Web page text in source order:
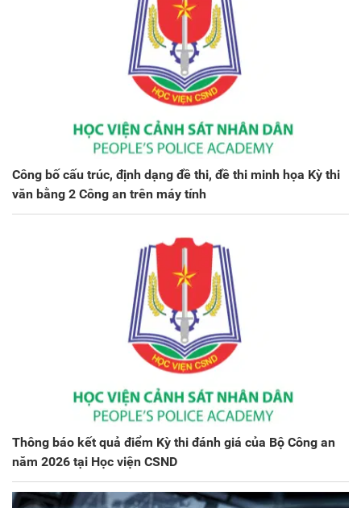
Công bố cấu trúc, định dạng đề thi, đề thi minh họa Kỳ thi
văn bằng 2 Công an trên máy tính
Thông báo kết quả điểm Kỳ thi đánh giá của Bộ Công an
năm 2026 tại Học viện CSND